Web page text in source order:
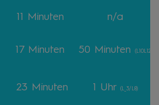
11 Minuten n/a
17 Minuten 50 Minuten (L10L12)
23 Minuten 1 Uhr (L_3/L8)